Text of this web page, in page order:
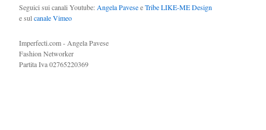
Seguici sui canali Youtube: Angela PaveseeTribe LIKE-ME Design
e sulcanale Vimeo
Imperfecti.com - Angela Pavese
Fashion Networker
Partita Iva 02765220369